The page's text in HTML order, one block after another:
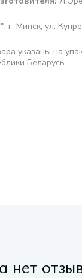
Минск, ул.
указаны на
Беларусь
нет